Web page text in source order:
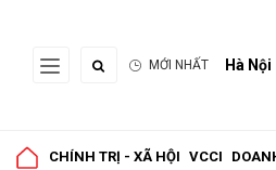
MỚI NHẤT Hà Nội
CHÍNH TRỊ - XÃ HỘI VCCI